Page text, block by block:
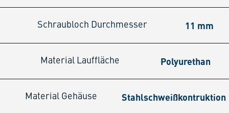
Schraubloch Durchmesser 11 mm
Material Lauffläche Polyurethan
Material Gehäuse Stahlschweißkontruktion